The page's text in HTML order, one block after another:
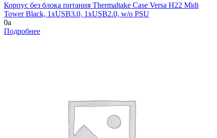
Корпус без блока питания Thermaltake Case Versa H22 Midi
Tower Black, 1xUSB3.0, 1xUSB2.0, w/o PSU
0a
Подробнее